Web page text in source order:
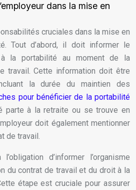
dans la mise en
cruciales dans la mise en
Tout d’abord, il doit informer le
la portabilité au moment de la
travail. Cette information doit être
la durée du maintien des
pour bénéficier de la portabilité
parte à la retraite ou se trouve en
doit également mentionner
de travail.
d’informer l’organisme
du contrat de travail et du droit à la
étape est cruciale pour assurer